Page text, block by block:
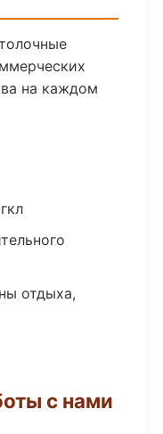
на каждом
отдыха,
с нами